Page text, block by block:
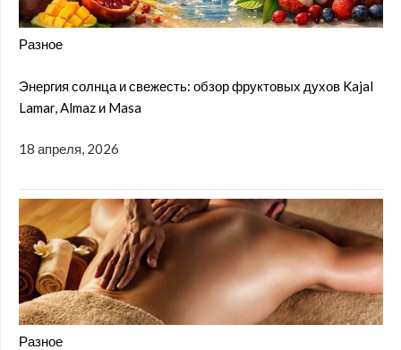
Разное
Энергия солнца и свежесть: обзор фруктовых духов Kajal
Lamar, Almaz и Masa
18 апреля, 2026
Разное